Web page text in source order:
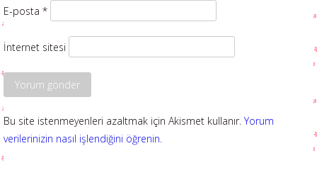
E-posta *
İnternet sitesi
Bu site istenmeyenleri azaltmak için Akismet kullanır. Yorum
verilerinizin nasıl işlendiğini öğrenin.